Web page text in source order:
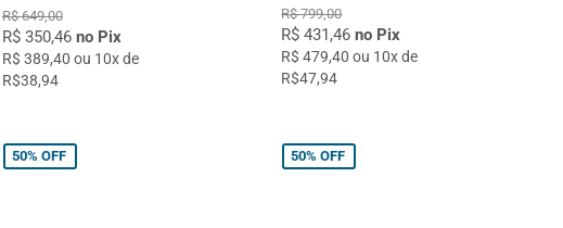
R$ 649,00
R$ 350,46 no Pix
R$ 389,40 ou 10x de
R$38,94
R$ 799,00
R$ 431,46no Pix
R$ 479,40 ou 10x de
R$47,94
50% OFF 50% OFF